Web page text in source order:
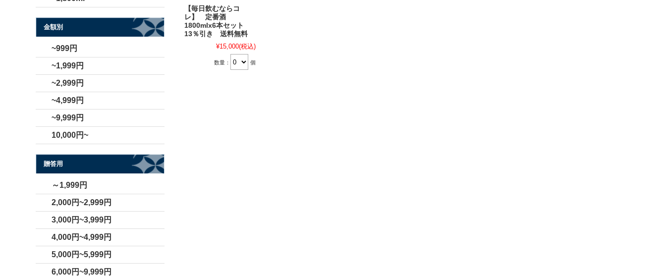
【毎日飲むならコ
レ】 定番酒
1800mlx6本セット
13％引き 送料無料
¥15,000(税込)
数量： 個
金額別
~999円
~1,999円
~2,999円
~4,999円
~9,999円
10,000円~
贈答用
～1,999円
2,000円~2,999円
3,000円~3,999円
4,000円~4,999円
5,000円~5,999円
6,000円~9,999円